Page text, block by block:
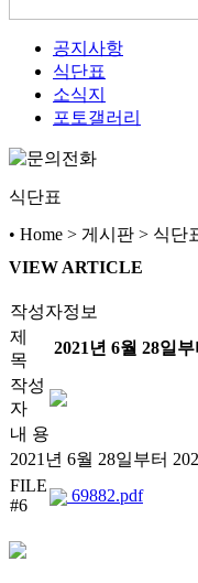
공지사항
식단표
소식지
포토갤러리
식단표
• Home > 게시판 > 식단
VIEW ARTICLE
작성자정보
제
목
2021년 6월 28일
작성
자
내 용
2021년 6월 28일부터
FILE
#6
69882.pdf